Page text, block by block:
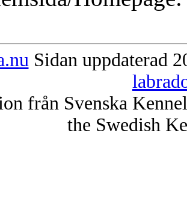
Sidan uppdaterad
från Svenska
the Swedish